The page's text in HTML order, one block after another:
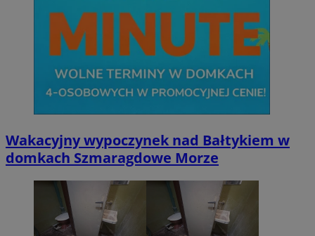
Wakacyjny wypoczynek nad Bałtykiem w
domkach Szmaragdowe Morze